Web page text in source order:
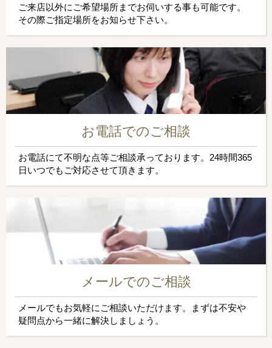
ご来店以外にご希望場所までお伺いする事も可能です。
その際ご指定場所をお知らせ下さい。
お電話でのご相談
お電話にて不明な点等ご相談承っております。24時間365
日いつでもご対応させて頂きます。
メールでのご相談
メールでもお気軽にご相談いただけます。まずは不安や
疑問点から一緒に解決しましょう。